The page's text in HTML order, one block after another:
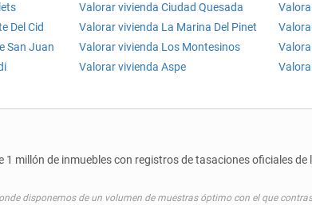
Valorar vivienda Ciudad Quesada
Del Cid Valorar vivienda La Marina Del Pinet
San Juan Valorar vivienda Los Montesinos
Valorar vivienda Aspe
millón de inmuebles con registros de tasaciones oficiales de
disponemos de un volumen de muestras óptimo con el que